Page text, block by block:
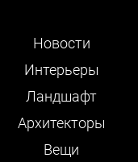
Новости
Интерьеры
Ландшафт
Архитекторы
Вещи